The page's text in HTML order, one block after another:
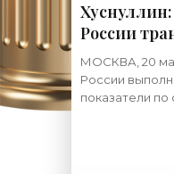
России
проект
МОСКВА, 20
России
показатели по